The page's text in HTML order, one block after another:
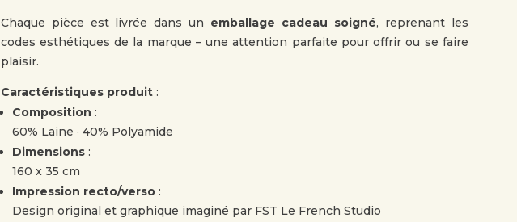
Chaque pièce est livrée dans un emballage cadeau soigné, reprenant les
codes esthétiques de la marque – une attention parfaite pour offrir ou se faire
plaisir.
Caractéristiques produit:
Composition :
60% Laine · 40% Polyamide
Dimensions:
160 x 35 cm
Impression recto/verso:
Design original et graphique imaginé par FST Le French Studio